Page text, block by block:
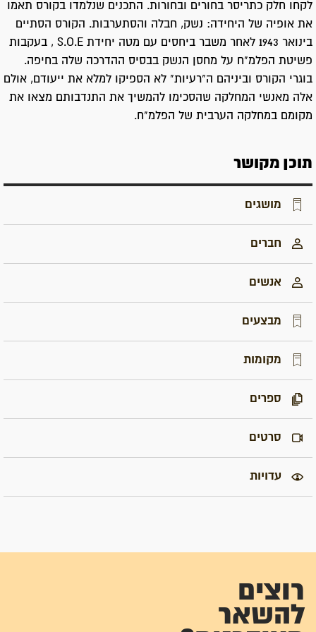
לקחו חלק כתריסר בחורים ובחורות. התכנים שנלמדו בקורס תאמו
את אופיה של היחידה: נשק, חבלה והסתערבות. הקורס הסתיים
בינואר 1943 לאחר משבר ביחסים עם מטה יחידת S.O.E , בעקבות
פשיטת הפלמ"ח על מחסן הנשק בבסיס ההדרכה שלה בחיפה.
בוגרי הקורס וביניהם ה"רעיות" לא הספיקו למלא את ייעודם, אולם
אלה מאנשי המחלקה שהסכימו להמשיך את התנדבותם מצאו את
מקומם במחלקה הערבית של הפלמ"ח.
תוכן מקושר
מושגים
חברים
אנשים
מבצעים
מקומות
ספרים
סרטים
עדויות
רוצים
להשאר